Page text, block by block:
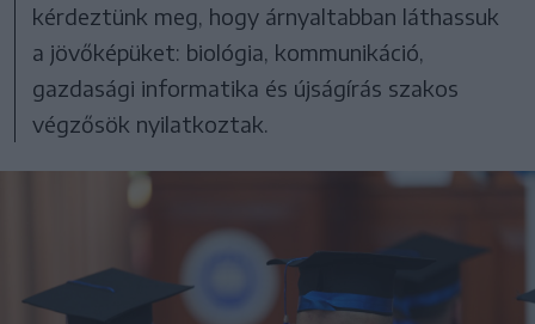
kérdeztünk meg, hogy árnyaltabban láthassuk
a jövőképüket: biológia, kommunikáció,
gazdasági informatika és újságírás szakos
végzősök nyilatkoztak.